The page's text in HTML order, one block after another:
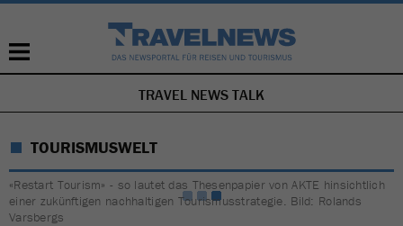
NAVIGATION
ÜBERSPRINGEN
TRAVEL NEWS TALK
TOURISMUSWELT
«Restart Tourism» - so lautet das Thesenpapier von AKTE hinsichtlich
einer zukünftigen nachhaltigen Tourismusstrategie. Bild: Rolands
Varsbergs